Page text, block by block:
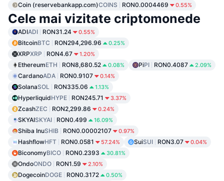
Coin (reservebankapp.com)COINS RON0.0004469 0.55%
Cele mai vizitate criptomonede
ADIADI RON31.24 0.55%
BitcoinBTC RON294,296.96 0.25%
XRPXRP RON4.67 1.20%
EthereumETH RON8,680.52 0.08% PiPI RON0.4087 2.09%
CardanoADA RON0.9107 0.14%
SolanaSOL RON335.06 1.13%
HyperliquidHYPE RON245.71 3.37%
ZcashZEC RON2,299.86 0.24%
SKYAISKYAI RON0.499 16.09%
Shiba InuSHIB RON0.00002107 0.97%
HashflowHFT RON0.0581 57.24% SuiSUI RON3.07 0.04%
BiconomyBICO RON0.2393 30.81%
OndoONDO RON1.59 2.10%
DogecoinDOGE RON0.3172 0.50%